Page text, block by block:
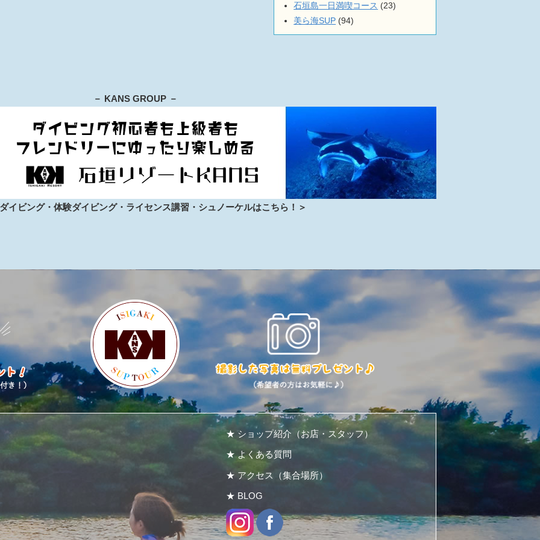
石垣島一日満喫コース (23)
美ら海SUP (94)
－ KANS GROUP －
イビング・体験ダイビング・ライセンス講習・シュノーケルはこちら！＞
★ ショップ紹介（お店・スタッフ）
★ よくある質問
★ アクセス（集合場所）
★ BLOG